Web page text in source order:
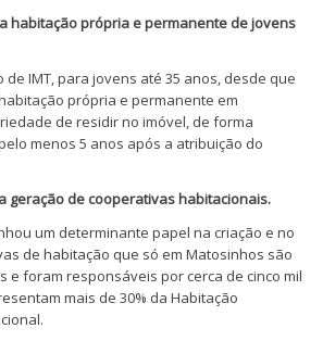
habitação própria e permanente de jovens
IMT, para jovens até 35 anos, desde que
própria e permanente em
de residir no imóvel, de forma
menos 5 anos após a atribuição do
geração de cooperativas habitacionais.
um determinante papel na criação e no
de habitação que só em Matosinhos são
e foram responsáveis por cerca de cinco mil
mais de 30% da Habitação